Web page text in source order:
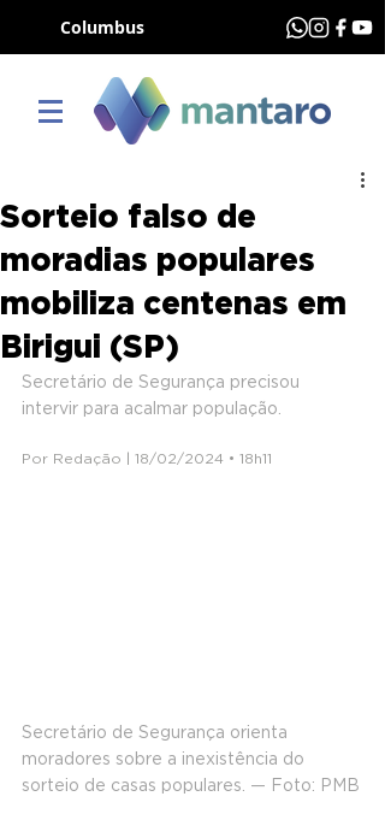
Columbus
Sorteio falso de
moradias populares
mobiliza centenas em
Birigui (SP)
Secretário de Segurança precisou
intervir para acalmar população.
Por Redação | 18/02/2024 • 18h11
Secretário de Segurança orienta
moradores sobre a inexistência do
sorteio de casas populares. — Foto: PMB